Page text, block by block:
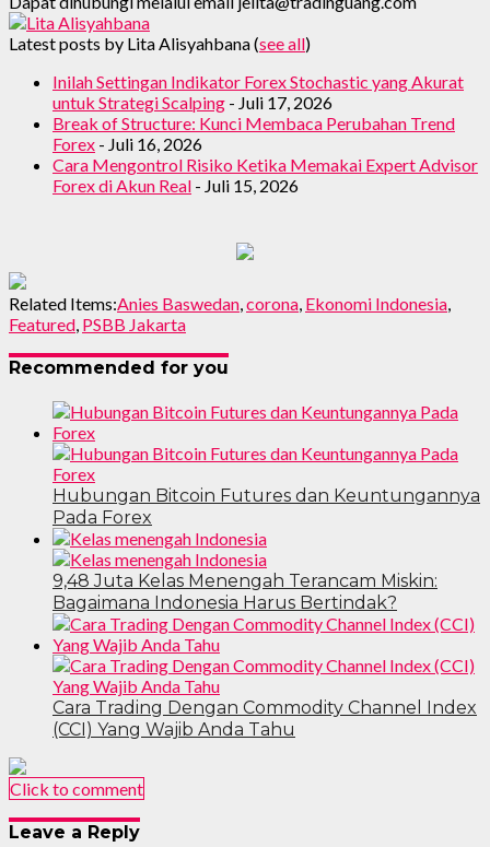
Latest posts by Lita Alisyahbana(see all)
Inilah Settingan Indikator Forex Stochastic yang Akurat
untuk Strategi Scalping - Juli 17, 2026
Break of Structure: Kunci Membaca Perubahan Trend
Forex - Juli 16, 2026
Cara Mengontrol Risiko Ketika Memakai Expert Advisor
Forex di Akun Real - Juli 15, 2026
Related Items:Anies Baswedan corona Ekonomi Indonesia
Featured PSBB Jakarta
Recommended for you
Hubungan Bitcoin Futures dan Keuntungannya
Pada Forex
9,48 Juta Kelas Menengah Terancam Miskin:
Bagaimana Indonesia Harus Bertindak?
Cara Trading Dengan Commodity Channel Index
(CCI) Yang Wajib Anda Tahu
Click to comment
Leave a Reply